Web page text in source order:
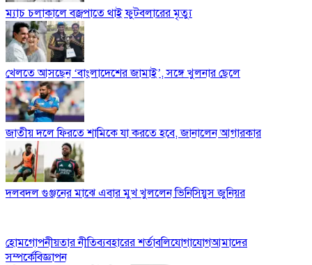
ম্যাচ চলাকালে বজ্রপাতে থাই ফুটবলারের মৃত্যু
খেলতে আসছেন ‘বাংলাদেশের জামাই’, সঙ্গে খুলনার ছেলে
জাতীয় দলে ফিরতে শামিকে যা করতে হবে, জানালেন আগারকার
দলবদল গুঞ্জনের মাঝে এবার মুখ খুললেন ভিনিসিয়ুস জুনিয়র
হোমগোপনীয়তার নীতিব্যবহারের শর্তাবলিযোগাযোগআমাদের
সম্পর্কেবিজ্ঞাপন